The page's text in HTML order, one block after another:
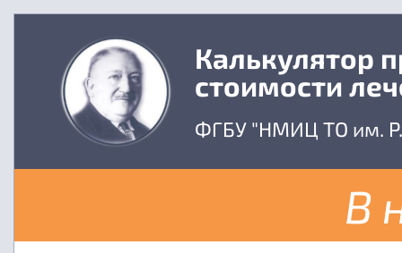
Калькулятор
стоимости
ФГБУ "НМИЦ ТО им.
В